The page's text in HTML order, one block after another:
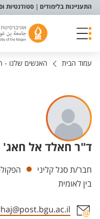
תפריט נגישות
התעניינות בלימודים סטודנטיות
עמוד הבית האנשים שלנו -
ד"ר חאלד אל חאג'
יחידות
חבר/ת סגל קליני
בין לאומית